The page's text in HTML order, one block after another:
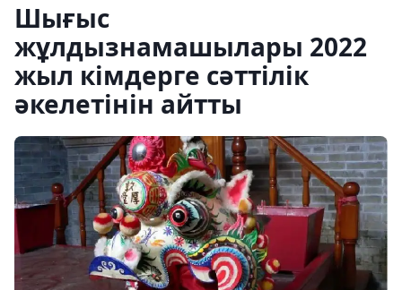
Шығыс
жұлдызнамашылары 2022
жыл кімдерге сәттілік
әкелетінін айтты